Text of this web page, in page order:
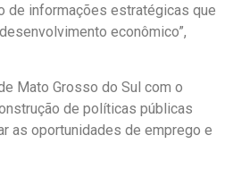
de informações estratégicas que
econômico”,
Mato Grosso do Sul com o
de políticas públicas
as oportunidades de emprego e